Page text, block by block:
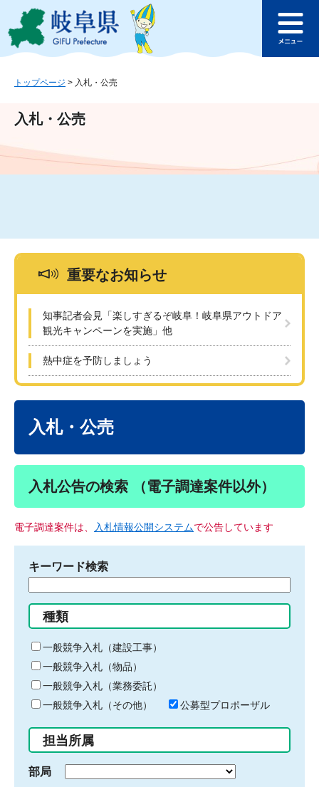
ジ
ュ
文
このページの本文へ
ュ
トップページ > 入札・公売
入札・公売
重要なお知らせ
知事記者会見「楽しすぎるぞ岐阜！岐阜県アウトドア
観光キャンペーンを実施」他
熱中症を予防しましょう
入札・公売
入札公告の検索 （電子調達案件以外）
電子調達案件は、 入札情報公開システムで公告しています
キーワード検索
る
キ
ー
ワ
ー
ド
入
力
種類
一般競争入札（建設工事）
一般競争入札（物品）
一般競争入札（業務委託）
一般競争入札（その他）
公募型プロポーザル
担当所属
部局